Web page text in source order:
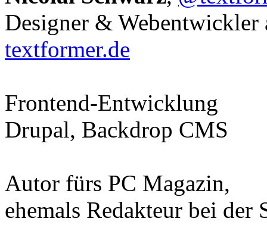
Designer & Webentwickler
textformer.de
Frontend-Entwicklung
Drupal, Backdrop CMS
Autor fürs PC Magazin,
ehemals Redakteur bei der